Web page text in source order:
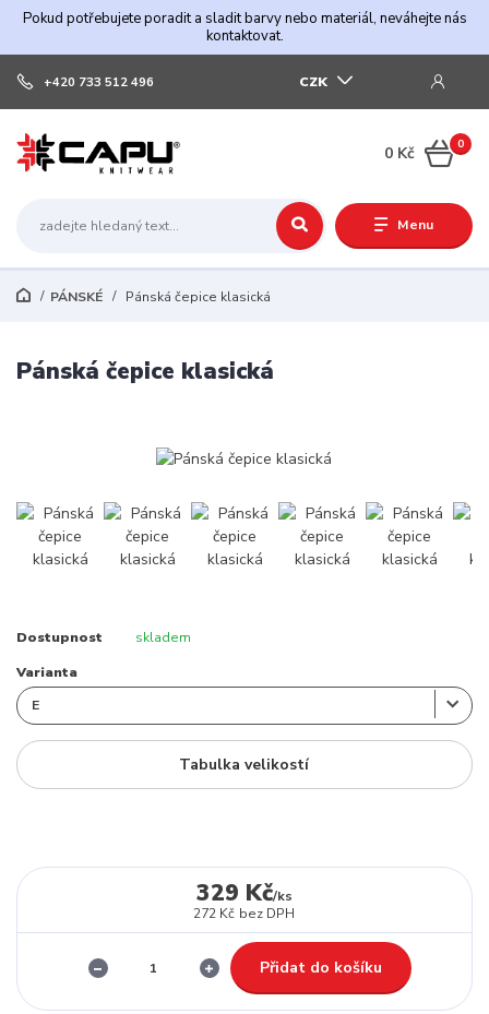
Pokud potřebujete poradit a sladit barvy nebo materiál, neváhejte nás
kontaktovat.
Menu
CZK
+420 733 512 496
0
0 Kč
PÁNSKÉ Pánská čepice klasická
Pánská čepice klasická
Dostupnost skladem
Varianta
Tabulka velikostí
329 Kč/ks
272 Kč bez DPH
Přidat do košíku